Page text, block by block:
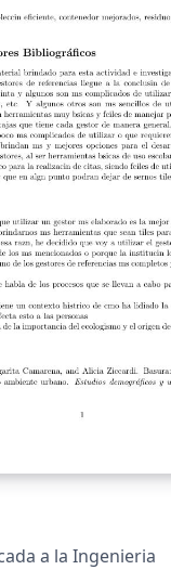
a la Ingenieria